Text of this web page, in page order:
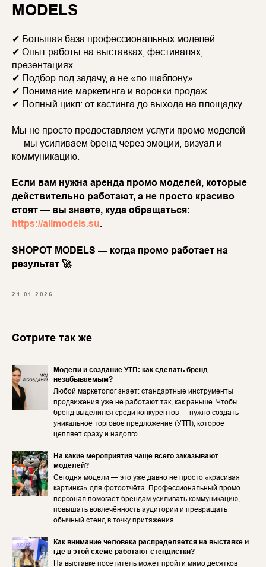
MODELS
✔ Большая база профессиональных моделей
✔ Опыт работы на выставках, фестивалях,
презентациях
✔ Подбор под задачу, а не «по шаблону»
✔ Понимание маркетинга и воронки продаж
✔ Полный цикл: от кастинга до выхода на площадку
Мы не просто предоставляем услуги промо моделей
— мы усиливаем бренд через эмоции, визуал и
коммуникацию.
Если вам нужна аренда промо моделей, которые
действительно работают, а не просто красиво
стоят — вы знаете, куда обращаться:
https://allmodels.su.
SHOPOT MODELS — когда промо работает на
результат 🚀
21.01.2026
Сотрите так же
Модели и создание УТП: как сделать бренд
незабываемым?
Любой маркетолог знает: стандартные инструменты
продвижения уже не работают так, как раньше. Чтобы
бренд выделился среди конкурентов — нужно создать
уникальное торговое предложение (УТП), которое
цепляет сразу и надолго.
На какие мероприятия чаще всего заказывают
моделей?
Сегодня модели — это уже давно не просто «красивая
картинка» для фотоотчёта. Профессиональный промо
персонал помогает брендам усиливать коммуникацию,
повышать вовлечённость аудитории и превращать
обычный стенд в точку притяжения.
Как внимание человека распределяется на выставке и
где в этой схеме работают стендистки?
На выставке посетитель может пройти мимо десятков